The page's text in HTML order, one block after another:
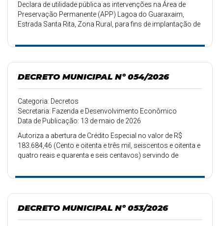
Declara de utilidade pública as intervenções na Área de
Preservação Permanente (APP) Lagoa do Guaraxaim,
Estrada Santa Rita, Zona Rural, para fins de implantação de
município de Arambaré, Estado do Rio Grande do Sul.
DECRETO MUNICIPAL Nº 054/2026
Categoria: Decretos
Secretaria: Fazenda e Desenvolvimento Econômico
Data de Publicação: 13 de maio de 2026
Autoriza a abertura de Crédito Especial no valor de R$
183.684,46 (Cento e oitenta e três mil, seiscentos e oitenta e
quatro reais e quarenta e seis centavos) servindo de
DECRETO MUNICIPAL Nº 053/2026